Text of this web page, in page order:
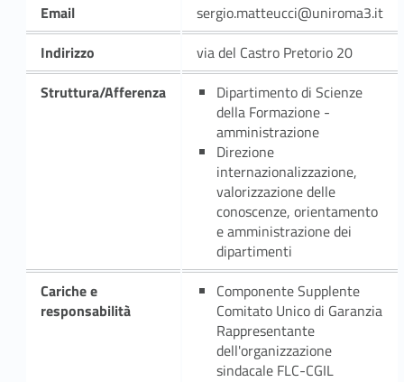
Email
sergio.matteucci@uniroma3.it
Indirizzo
via del Castro Pretorio 20
Struttura/Afferenza
Dipartimento di Scienze
della Formazione -
amministrazione
Direzione
internazionalizzazione,
valorizzazione delle
conoscenze, orientamento
e amministrazione dei
dipartimenti
Cariche e
responsabilità
Componente Supplente
Comitato Unico di Garanzia
Rappresentante
dell'organizzazione
sindacale FLC-CGIL